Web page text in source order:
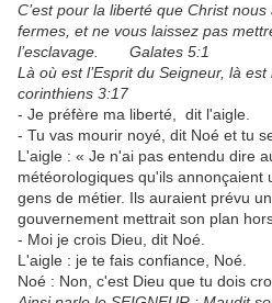
C’est pour la liberté que Christ
fermes, et ne vous laissez pas
l’esclavage. Galates 5:1
Là où est l’Esprit du
corinthiens 3:17
- Je préfère ma liberté, dit l'aigle.
- Tu vas mourir noyé, dit Noé et tu
L'aigle : « Je n'ai pas entendu dire
météorologiques qu'ils
gens de métier. Ils auraient prévu
gouvernement mettrait son plan
- Moi je crois Dieu, dit Noé.
L'aigle : je te fais confiance, Noé.
Noé : Non, c'est Dieu que tu dois